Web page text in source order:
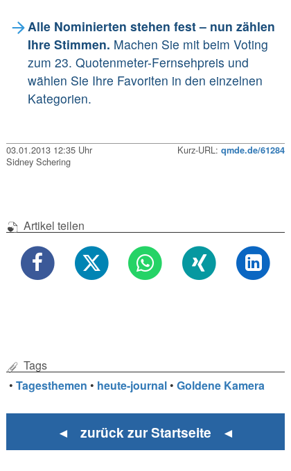
Alle Nominierten stehen fest – nun zählen
Ihre Stimmen. Machen Sie mit beim Voting
zum 23. Quotenmeter-Fernsehpreis und
wählen Sie Ihre Favoriten in den einzelnen
Kategorien.
03.01.2013 12:35 Uhr Kurz-URL: qmde.de/61284
Sidney Schering
Artikel teilen
Tags
•Tagesthemen • heute-journal •Goldene Kamera
◄ zurück zur Startseite ◄